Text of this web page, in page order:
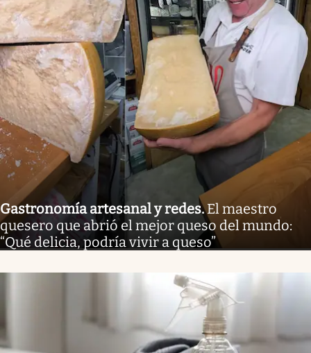
Gastronomía artesanal y redes.El maestro
quesero que abrió el mejor queso del mundo:
“Qué delicia, podría vivir a queso”